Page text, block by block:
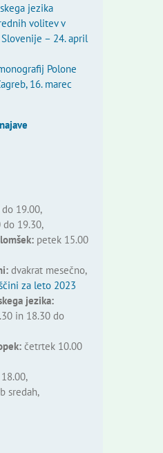
jezika
volitev v
– 24. april
Polone
16. marec
19.00,
19.30,
petek 15.00
dvakrat mesečno,
za leto 2023
jezika:
in 18.30 do
četrtek 10.00
sredah,